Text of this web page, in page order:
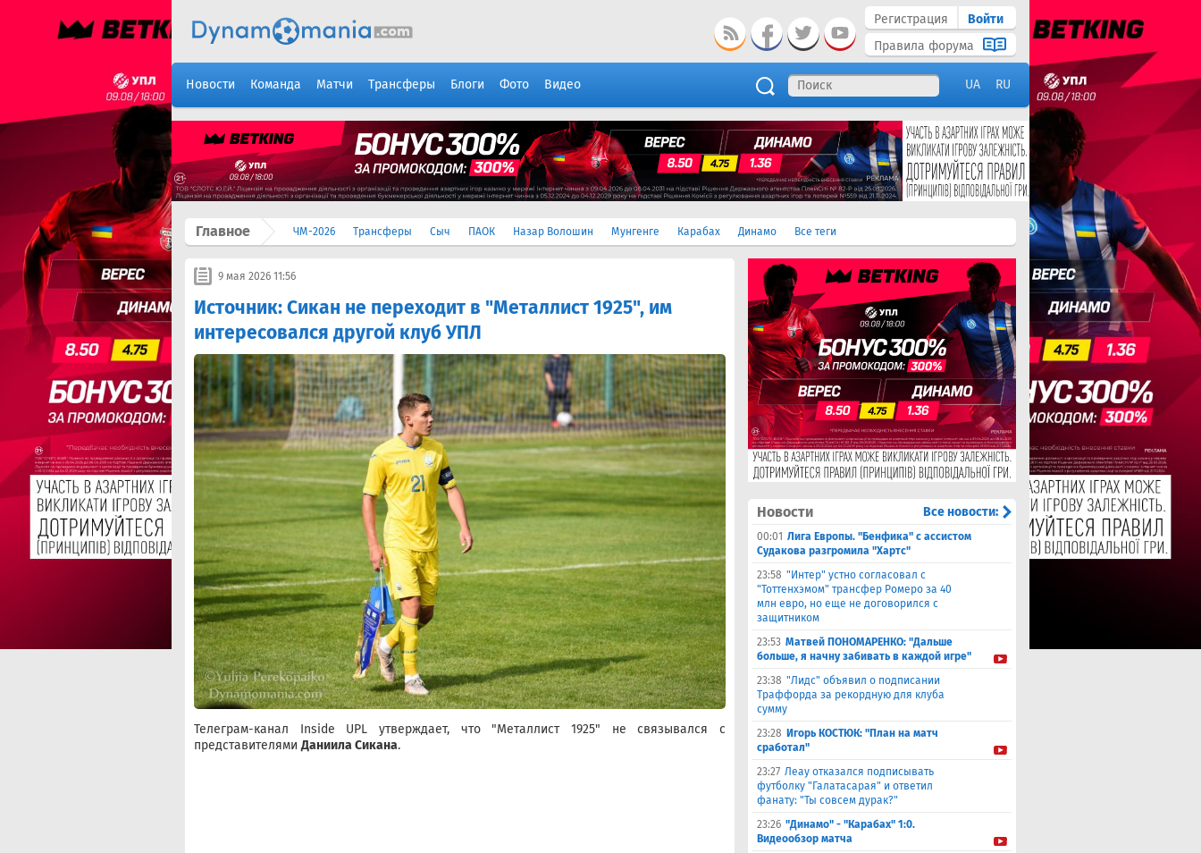
Регистрация
Войти
Правила форума
Новости Команда Матчи Трансферы Блоги Фото Видео UA RU
Главное ЧМ-2026 Трансферы Сыч ПАОК Назар Волошин Мунгенге Карабах Динамо Все теги
9 мая 2026 11:56
Источник: Сикан не переходит в "Металлист 1925", им
интересовался другой клуб УПЛ
Телеграм-канал Inside UPL утверждает, что "Металлист 1925" не связывался с
представителямиДаниила Сикана.
Новости Все новости:
00:01 Лига Европы. "Бенфика" с ассистом
Судакова разгромила "Хартс"
23:58 "Интер" устно согласовал с
"Тоттенхэмом" трансфер Ромеро за 40
млн евро, но еще не договорился с
защитником
23:53 Матвей ПОНОМАРЕНКО: "Дальше
больше, я начну забивать в каждой игре"
23:38 "Лидс" объявил о подписании
Траффорда за рекордную для клуба
сумму
23:28 Игорь КОСТЮК: "План на матч
сработал"
23:27 Леау отказался подписывать
футболку "Галатасарая" и ответил
фанату: "Ты совсем дурак?"
23:26 "Динамо" - "Карабах" 1:0.
Видеообзор матча